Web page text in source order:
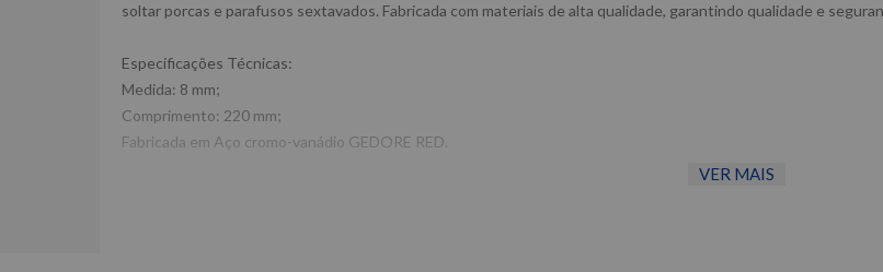
soltar porcas e parafusos sextavados. Fabricada com materiais de alta qualidade, garantindo qualidade e
Especificações Técnicas:
Medida: 8 mm;
Comprimento: 220 mm;
Fabricada em Aço cromo-vanádio GEDORE RED.
VER MAIS